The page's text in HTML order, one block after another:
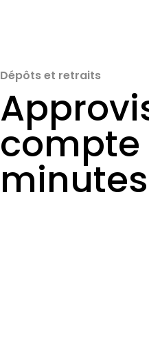
Dépôts et retraits
compte